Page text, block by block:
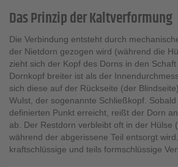
Das Prinzip der Kaltverformung
Die Verbindung entsteht durch
der Nietdorn gezogen wird (während die
zieht sich der Kopf des Dorns in den
Dornkopf breiter ist als der
sich diese auf der Rückseite (der
Wulst, der sogenannte Schließkopf.
definierten Punkt erreicht, reißt der Dorn
ab. Der Restdorn verbleibt oft in der Hülse
während der abgerissene Teil entsorgt
kraftschlüssige und teils formschlüssige